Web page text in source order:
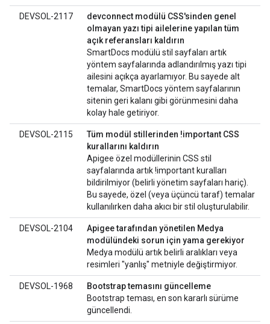
DEVSOL-2117
devconnect modülü CSS'sinden genel
olmayan yazı tipi ailelerine yapılan tüm
açık referansları kaldırın
SmartDocs modülü stil sayfaları artık
yöntem sayfalarında adlandırılmış yazı tipi
ailesini açıkça ayarlamıyor. Bu sayede alt
temalar, SmartDocs yöntem sayfalarının
sitenin geri kalanı gibi görünmesini daha
kolay hale getiriyor.
DEVSOL-2115
Tüm modül stillerinden !important CSS
kurallarını kaldırın
Apigee özel modüllerinin CSS stil
sayfalarında artık !important kuralları
bildirilmiyor (belirli yönetim sayfaları hariç).
Bu sayede, özel (veya üçüncü taraf) temalar
kullanılırken daha akıcı bir stil oluşturulabilir.
DEVSOL-2104
Apigee tarafından yönetilen Medya
modülündeki sorun için yama gerekiyor
Medya modülü artık belirli aralıkları veya
resimleri "yanlış" metniyle değiştirmiyor.
DEVSOL-1968
Bootstrap temasını güncelleme
Bootstrap teması, en son kararlı sürüme
güncellendi.